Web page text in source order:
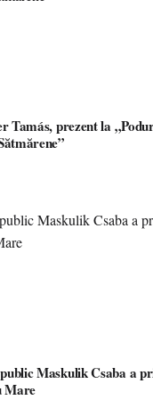
Tamás, prezent la
Maskulik Csaba a
Mare